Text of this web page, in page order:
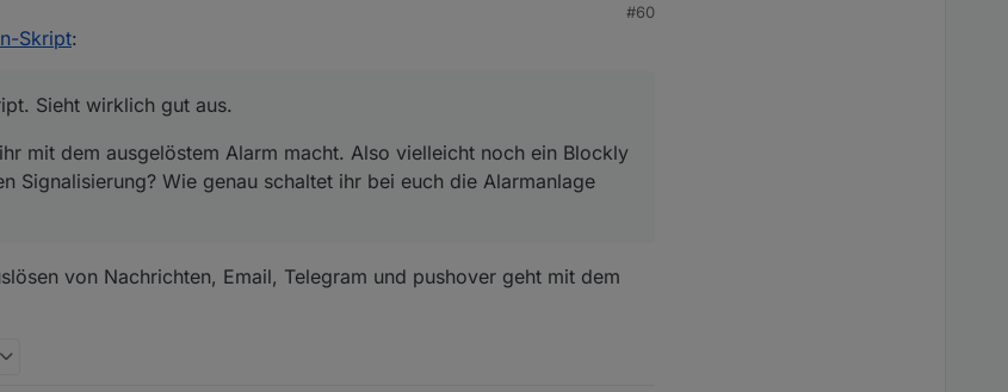
dem ausgelöstem Alarm macht. Also vielleicht noch ein Blockly dazu mit einer
Wie genau schaltet ihr bei euch die Alarmanlage scharf und wieder unscharf?
#60
Skript:
Sieht wirklich gut aus.
mit dem ausgelöstem Alarm macht. Also vielleicht noch ein Blockly
Signalisierung? Wie genau schaltet ihr bei euch die Alarmanlage
von Nachrichten, Email, Telegram und pushover geht mit dem